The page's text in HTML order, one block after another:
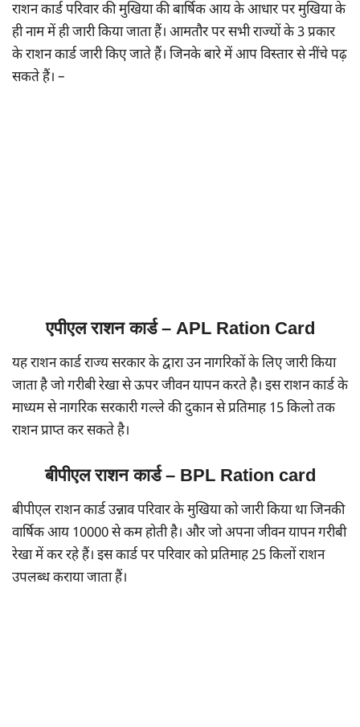
राशन कार्ड परिवार की मुखिया की बार्षिक आय के आधार पर मुखिया के
ही नाम में ही जारी किया जाता हैं। आमतौर पर सभी राज्यों के 3 प्रकार
के राशन कार्ड जारी किए जाते हैं। जिनके बारे में आप विस्तार से नींचे पढ़
सकते हैं। –
एपीएल राशन कार्ड – APL Ration Card
यह राशन कार्ड राज्य सरकार के द्वारा उन नागरिकों के लिए जारी किया
जाता है जो गरीबी रेखा से ऊपर जीवन यापन करते है। इस राशन कार्ड के
माध्यम से नागरिक सरकारी गल्ले की दुकान से प्रतिमाह 15 किलो तक
राशन प्राप्त कर सकते है।
बीपीएल राशन कार्ड – BPL Ration card
बीपीएल राशन कार्ड उन्नाव परिवार के मुखिया को जारी किया था जिनकी
वार्षिक आय 10000 से कम होती है। और जो अपना जीवन यापन गरीबी
रेखा में कर रहे हैं। इस कार्ड पर परिवार को प्रतिमाह 25 किलों राशन
उपलब्ध कराया जाता हैं।